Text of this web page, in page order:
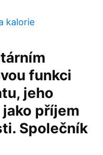
kalorie
funkci
jeho
příjem
Společník